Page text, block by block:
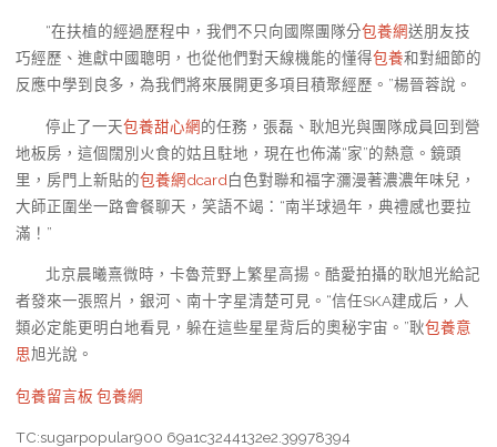
“在扶植的經過歷程中，我們不只向國際團隊分包養網送朋友技
巧經歷、進獻中國聰明，也從他們對天線機能的懂得包養和對細節的
反應中學到良多，為我們將來展開更多項目積聚經歷。”楊晉蓉說。
停止了一天包養甜心網的任務，張磊、耿旭光與團隊成員回到營
地板房，這個闊別火食的姑且駐地，現在也佈滿“家”的熱意。鏡頭
里，房門上新貼的包養網dcard白色對聯和福字瀰漫著濃濃年味兒，
大師正圍坐一路會餐聊天，笑語不竭：“南半球過年，典禮感也要拉
滿！”
北京晨曦熹微時，卡魯荒野上繁星高揚。酷愛拍攝的耿旭光給記
者發來一張照片，銀河、南十字星清楚可見。“信任SKA建成后，人
類必定能更明白地看見，躲在這些星星背后的奧秘宇宙。”耿包養意
思旭光說。
包養留言板 包養網
TC:sugarpopular900 69a1c3244132e2.39978394